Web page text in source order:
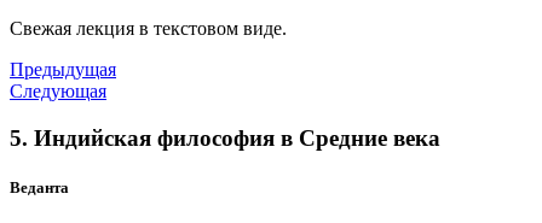
Свежая лекция в текстовом виде.
Предыдущая
Следующая
5. Индийская философия в Средние века
Веданта